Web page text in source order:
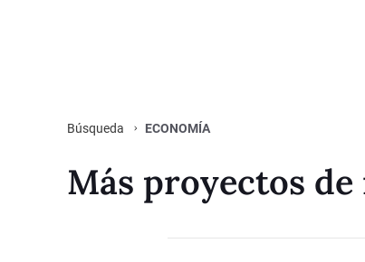
Búsqueda ECONOMÍA
Más proyectos